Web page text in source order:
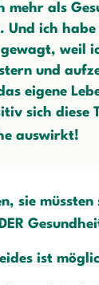
mehr als
Und ich
weil
und
eigene
sich diese
auswirkt!
sie müssten
ist